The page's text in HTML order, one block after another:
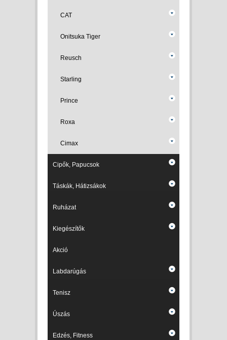
CAT
Onitsuka Tiger
Reusch
Starling
Prince
Roxa
Cimax
Cipők, Papucsok
Táskák, Hátizsákok
Ruházat
Kiegészítők
Akció
Labdarúgás
Tenisz
Úszás
Edzés, Fitness